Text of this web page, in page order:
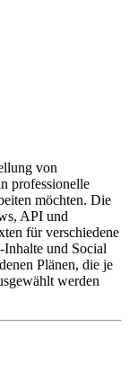
von
professionelle
möchten. Die
API und
für verschiedene
und Social
Plänen, die je
werden